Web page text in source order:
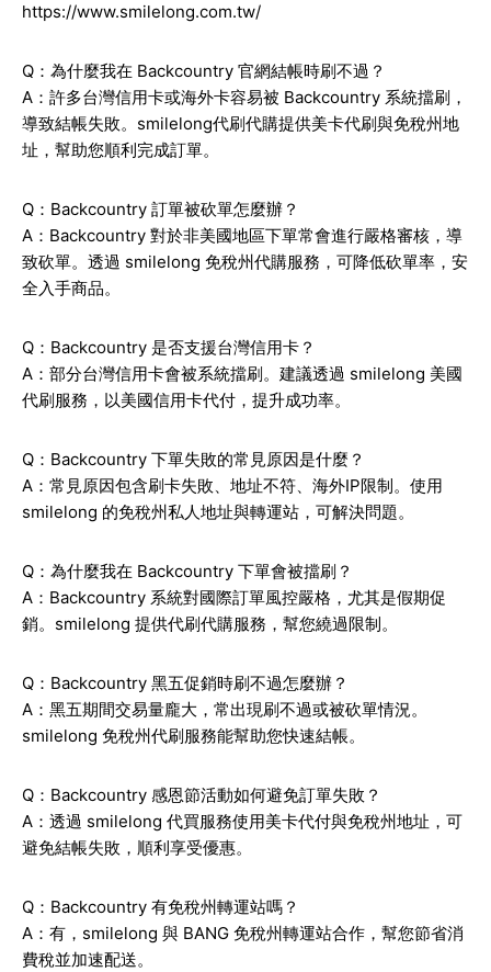
https://www.smilelong.com.tw/
Q：為什麼我在 Backcountry 官網結帳時刷不過？
A：許多台灣信用卡或海外卡容易被 Backcountry 系統擋刷，
導致結帳失敗。smilelong代刷代購提供美卡代刷與免稅州地
址，幫助您順利完成訂單。
Q：Backcountry 訂單被砍單怎麼辦？
A：Backcountry 對於非美國地區下單常會進行嚴格審核，導
致砍單。透過 smilelong 免稅州代購服務，可降低砍單率，安
全入手商品。
Q：Backcountry 是否支援台灣信用卡？
A：部分台灣信用卡會被系統擋刷。建議透過 smilelong 美國
代刷服務，以美國信用卡代付，提升成功率。
Q：Backcountry 下單失敗的常見原因是什麼？
A：常見原因包含刷卡失敗、地址不符、海外IP限制。使用
smilelong 的免稅州私人地址與轉運站，可解決問題。
Q：為什麼我在 Backcountry 下單會被擋刷？
A：Backcountry 系統對國際訂單風控嚴格，尤其是假期促
銷。smilelong 提供代刷代購服務，幫您繞過限制。
Q：Backcountry 黑五促銷時刷不過怎麼辦？
A：黑五期間交易量龐大，常出現刷不過或被砍單情況。
smilelong 免稅州代刷服務能幫助您快速結帳。
Q：Backcountry 感恩節活動如何避免訂單失敗？
A：透過 smilelong 代買服務使用美卡代付與免稅州地址，可
避免結帳失敗，順利享受優惠。
Q：Backcountry 有免稅州轉運站嗎？
A：有，smilelong 與 BANG 免稅州轉運站合作，幫您節省消
費稅並加速配送。